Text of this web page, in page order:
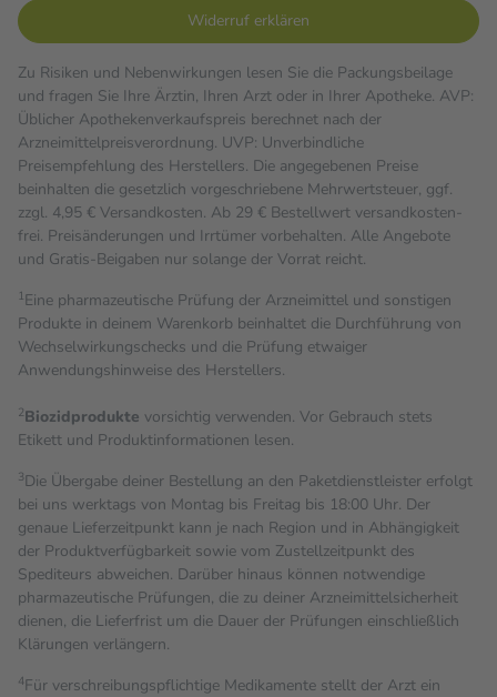
Widerruf erklären
Zu Risiken und Nebenwirkungen lesen Sie die Packungsbeilage
und fragen Sie Ihre Ärztin, Ihren Arzt oder in Ihrer Apotheke. AVP:
Üblicher Apothekenverkaufspreis berechnet nach der
Arzneimittelpreisverordnung. UVP: Unverbindliche
Preisempfehlung des Herstellers. Die angegebenen Preise
beinhalten die gesetzlich vorgeschriebene Mehrwertsteuer, ggf.
zzgl. 4,95 € Versandkosten. Ab 29 € Bestell­wert versand­kosten­
frei. Preisänderungen und Irrtümer vorbehalten. Alle Angebote
und Gratis-Beigaben nur solange der Vorrat reicht.
1Eine pharmazeutische Prüfung der Arzneimittel und sonstigen
Produkte in deinem Warenkorb beinhaltet die Durchführung von
Wechselwirkungschecks und die Prüfung etwaiger
Anwendungshinweise des Herstellers.
2Biozidprodukte vorsichtig verwenden. Vor Gebrauch stets
Etikett und Produktinformationen lesen.
3Die Übergabe deiner Bestellung an den Paketdienstleister erfolgt
bei uns werktags von Montag bis Freitag bis 18:00 Uhr. Der
genaue Lieferzeitpunkt kann je nach Region und in Abhängigkeit
der Produktverfügbarkeit sowie vom Zustellzeitpunkt des
Spediteurs abweichen. Darüber hinaus können notwendige
pharmazeutische Prüfungen, die zu deiner Arzneimittelsicherheit
dienen, die Lieferfrist um die Dauer der Prüfungen einschließlich
Klärungen verlängern.
4Für verschreibungspflichtige Medikamente stellt der Arzt ein